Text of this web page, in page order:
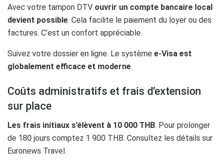
Avec votre tampon DTV ouvrir un compte bancaire local
devient possible. Cela facilite le paiement du loyer ou des
factures. C’est un confort appréciable.
Suivez votre dossier en ligne. Le système e-Visa est
globalement efficace et moderne.
Coûts administratifs et frais d’extension
sur place
Les frais initiaux s’élèvent à 10 000 THB. Pour prolonger
de 180 jours comptez 1 900 THB. Consultez les détails sur
Euronews Travel.